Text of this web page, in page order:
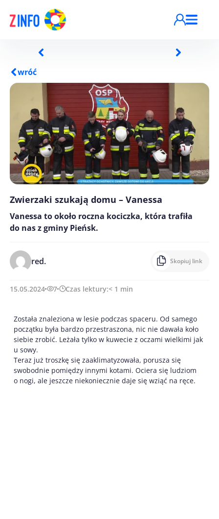
wróć
Zwierzaki szukają domu – Vanessa
Vanessa to około roczna kociczka, która trafiła
do nas z gminy Pieńsk.
red. Skopiuj link
15.05.2024 7 Czas lektury:< 1 min
Została znaleziona w lesie podczas spaceru. Od samego
początku była bardzo przestraszona, nic nie dawała koło
siebie zrobić. Leżała tylko w kuwecie z oczami wielkimi jak
u sowy.
Teraz już troszkę się zaaklimatyzowała, porusza się
swobodnie pomiędzy innymi kotami. Ociera się ludziom
o nogi, ale jeszcze niekoniecznie daje się wziąć na ręce.